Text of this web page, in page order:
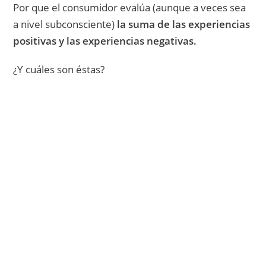
Por que el consumidor evalúa (aunque a veces sea
a nivel subconsciente) la suma de las experiencias
positivas y las experiencias negativas.
¿Y cuáles son éstas?